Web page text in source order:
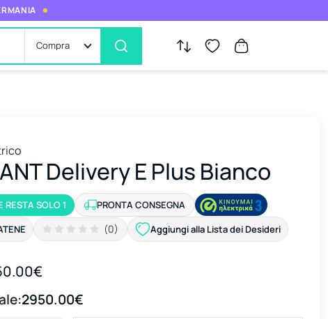
Compra
Delivery E Plus Bianco
RESTA SOLO 1
PRONTA CONSEGNA
(0) Aggiungi alla Lista dei Desideri
2950.00€